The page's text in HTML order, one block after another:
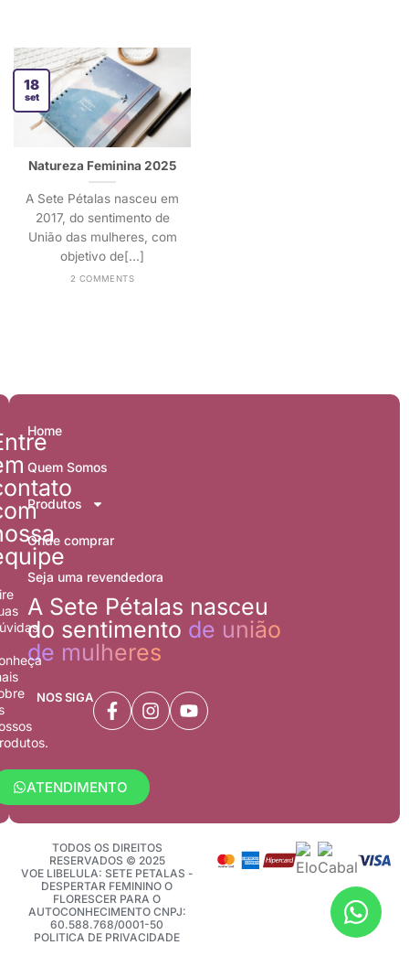
Natureza Feminina 2025
A Sete Pétalas nasceu em
2017, do sentimento de
União das mulheres, com
objetivo de[...]
2 COMMENTS
18
set
Home
Quem Somos
Produtos
Onde comprar
Seja uma revendedora
A Sete Pétalas nasceu
do sentimento de união
de mulheres
NOS SIGA
ATENDIMENTO
TODOS OS DIREITOS
RESERVADOS © 2025
VOE LIBELULA: SETE PETALAS -
DESPERTAR FEMININO O
FLORESCER PARA O
AUTOCONHECIMENTO CNPJ:
60.588.768/0001-50
POLITICA DE PRIVACIDADE